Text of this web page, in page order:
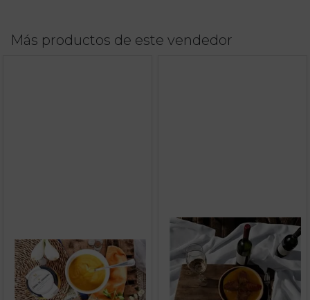
Más productos de este vendedor